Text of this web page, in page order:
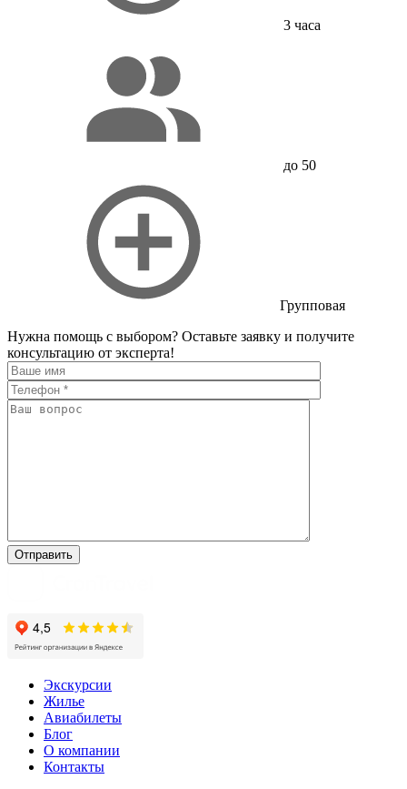
3 часа
до 50
Групповая
Нужна помощь с выбором? Оставьте заявку и получите
консультацию от эксперта!
Экскурсии
Жилье
Авиабилеты
Блог
О компании
Контакты